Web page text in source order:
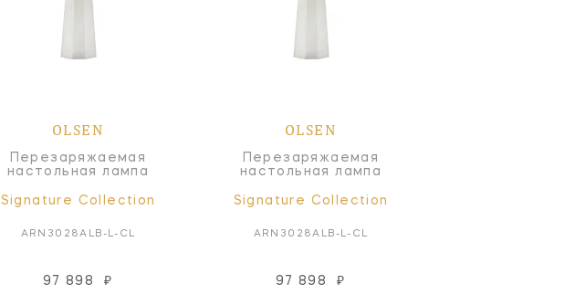
OLSEN
Перезаряжаемая
настольная лампа
Signature Collection
ARN3028ALB-L-CL
97 898 ₽
OLSEN
Перезаряжаемая
настольная лампа
Signature Collection
ARN3028ALB-L-CL
97 898 ₽